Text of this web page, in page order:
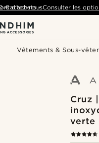
Vêtements & Sous-
€ d'achats- Consulter les
nous
Cruz
verte